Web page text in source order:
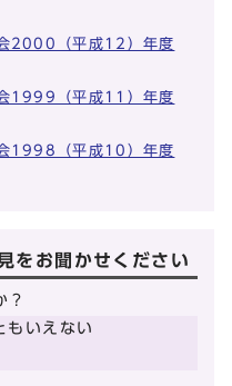
2000（平成12）年度
1999（平成11）年度
1998（平成10）年度
をお聞かせください
？
もいえない